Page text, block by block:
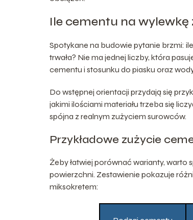
Ile cementu na wylewkę
Spotykane na budowie pytanie brzmi:
trwała? Nie ma jednej liczby, która
cementu i stosunku do piasku oraz
Do wstępnej orientacji przydają się
jakimi ilościami materiału trzeba się
spójna z realnym zużyciem surowców.
Przykładowe zużycie
Żeby łatwiej porównać warianty, warto
powierzchni. Zestawienie pokazuje
miksokretem: